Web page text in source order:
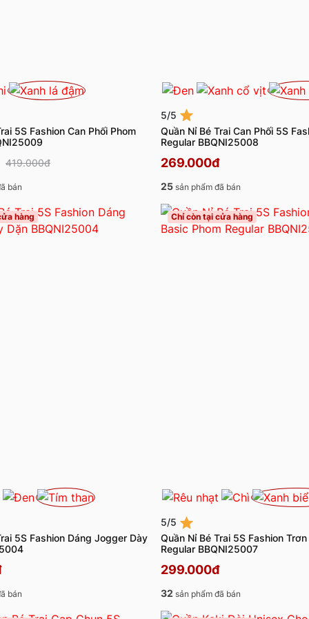
5S Fashion Can Phối Phom
419.000đ
bán
5/5
Quần Nỉ Bé Trai Can Phối 5S
Regular BBQNI25008
269.000đ
25 sản phẩm đã bán
hàng
5S Fashion Dáng Jogger Dày
bán
Chỉ còn tại cửa hàng
5/5
Quần Nỉ Bé Trai 5S Fashion
Regular BBQNI25007
299.000đ
32 sản phẩm đã bán